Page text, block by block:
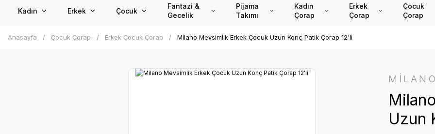
Kadın Erkek Çocuk
Fantazi &
Gecelik
Pijama
Takımı
Kadın
Çorap
Erkek
Çorap
Çocuk
Çorap
Anasayfa Çocuk Çorap Erkek Çocuk Çorap Milano Mevsimlik Erkek Çocuk Uzun Konç Patik Çorap 12'li
Uzun